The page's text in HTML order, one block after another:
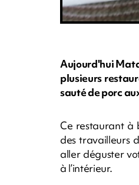
Aujourd'hui
plusieurs
sauté de porc
Ce restaurant à
des travailleurs
aller déguster
à l’intérieur.